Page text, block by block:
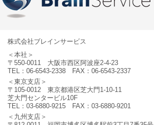
株式会社ブレインサービス
＜本社＞
〒550-0011 大阪市西区阿波座2-4-23
TEL：06-6543-2338 FAX：06-6543-2337
＜東京支店＞
〒105-0012 東京都港区芝大門1-10-11
芝大門センタービル10F
TEL：03-6880-9215 FAX：03-6880-9201
＜九州支店＞